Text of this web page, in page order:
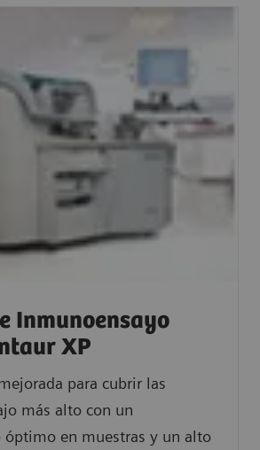
Inmunoensayo
XP
para cubrir las
más alto con un
óptimo en muestras y un alto